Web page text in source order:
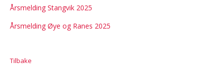
Årsmelding Stangvik 2025
Årsmelding Øye og Ranes 2025
Tilbake